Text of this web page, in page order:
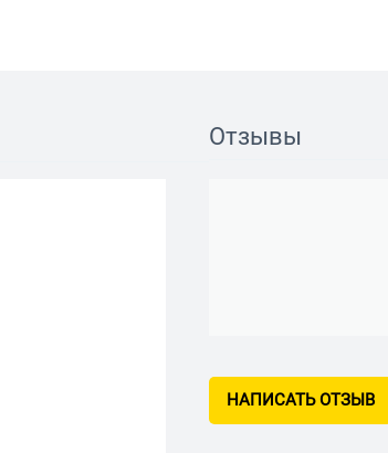
Отзывы
НАПИСАТЬ ОТЗЫВ